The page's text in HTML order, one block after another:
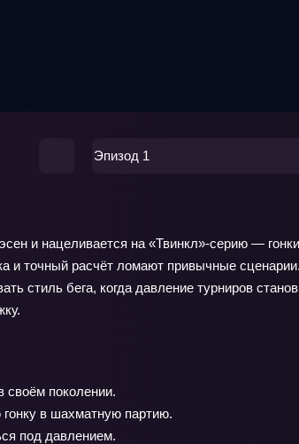
Эпизод 1
и нацеливается на «Твинкл»-серию —
точный расчёт ломают привычные
стиль бега, когда давление турниров
своём поколении.
в шахматную партию.
под давлением.